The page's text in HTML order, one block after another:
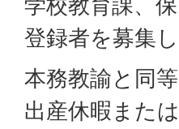
登録者を募集
本務教諭と同
出産休暇また